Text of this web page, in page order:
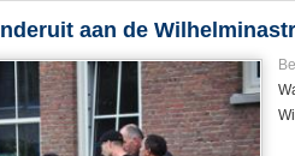
aan de